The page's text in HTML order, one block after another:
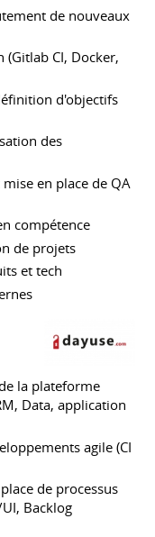
de nouveaux
(Gitlab CI, Docker,
d'objectifs
des
en place de QA
compétence
de projets
et tech
la plateforme
Data, application
agile (CI
de processus
Backlog